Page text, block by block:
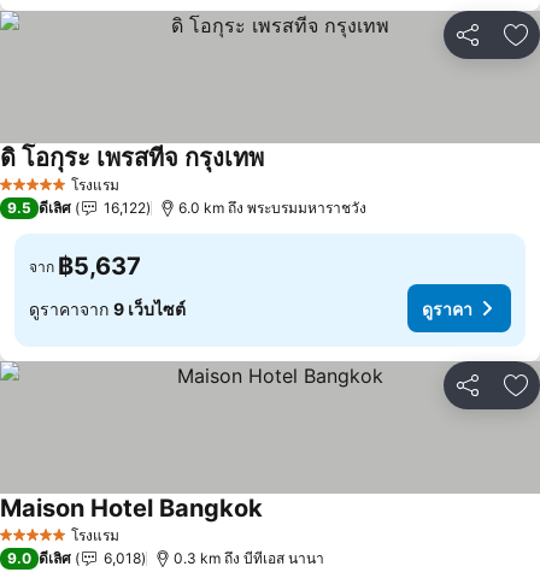
แชร์ เ
5 ดาว โรงแรม
ดิ โอกุระ เพรสทีจ กรุงเทพ
9.5 ดีเลิศ 16,122 6.0 km ถึง พระบรมมหาราชวัง
จาก ฿5,637
ดูราคาจาก 9 เว็บไซต์ ดูราคา
แชร์ เ
5 ดาว โรงแรม
Maison Hotel Bangkok
9.0 ดีเลิศ 6,018 0.3 km ถึง บีทีเอส นานา